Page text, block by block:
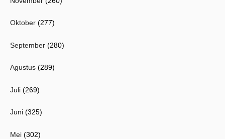
Oktober (277)
September (280)
Agustus (289)
Juli (269)
Juni (325)
Mei (302)